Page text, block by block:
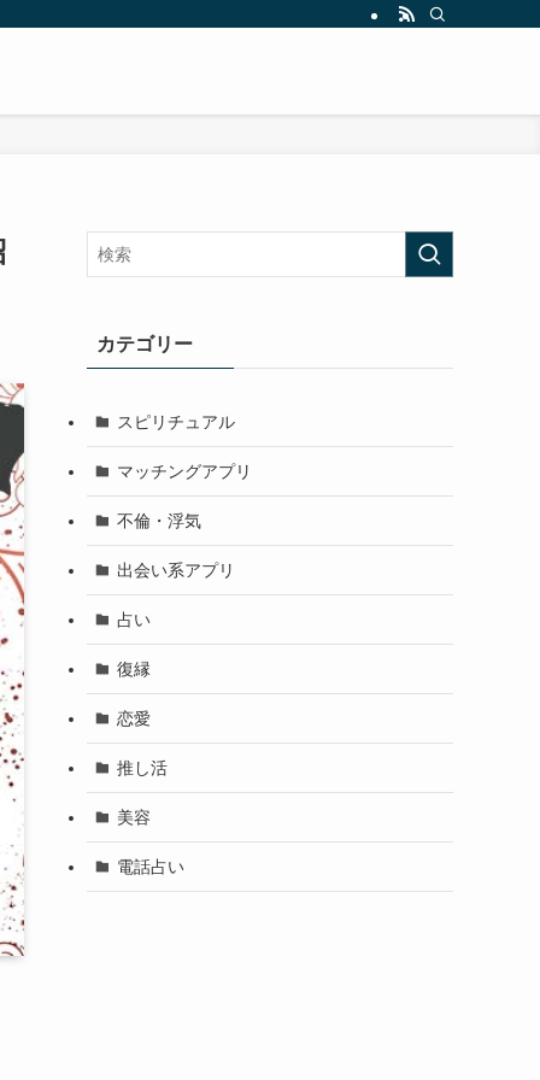
カテゴリー
スピリチュアル
マッチングアプリ
不倫・浮気
出会い系アプリ
占い
復縁
恋愛
推し活
美容
電話占い